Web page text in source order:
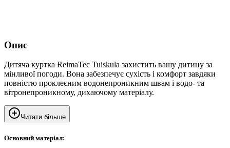
Опис
Дитяча куртка ReimaTec Tuiskula захистить вашу дитину за
мінливої погоди. Вона забезпечує сухість і комфорт завдяки
повністю проклеєним водонепроникним швам і водо- та
вітронепроникному, дихаючому матеріалу.
Читати більше
Основний матеріал: